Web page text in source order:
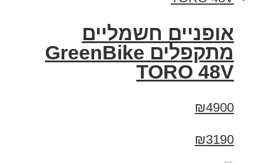
אופניים חשמליים
מתקפלים GreenBike
TORO 48V
₪4900
₪3190